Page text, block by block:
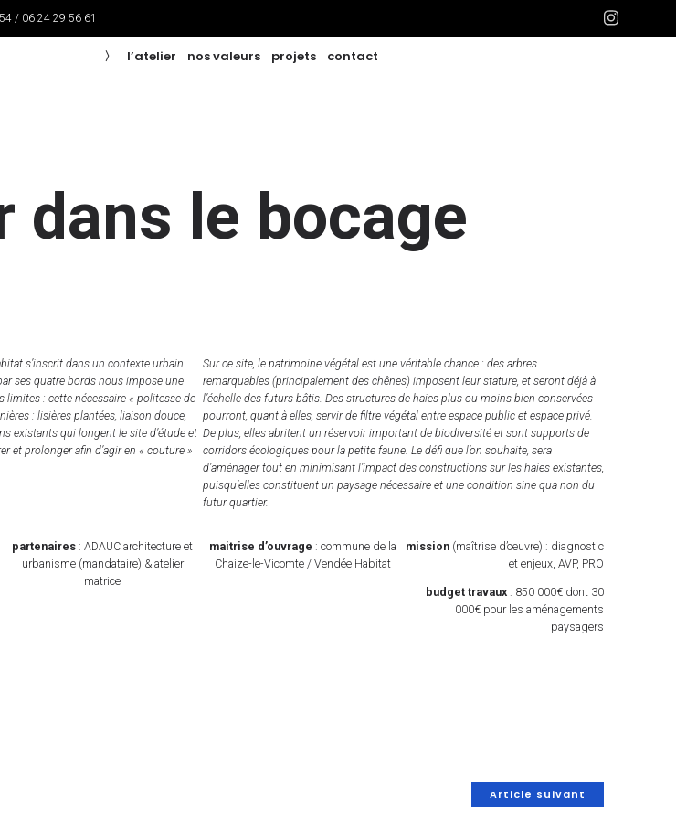
/ 06 24 29 56 61
〉 l’atelier nos valeurs projets contact
dans le bocage
s’inscrit dans un contexte urbain
ses quatre bords nous impose une
: cette nécessaire « politesse de
: lisières plantées, liaison douce,
existants qui longent le site d’étude et
et prolonger afin d’agir en « couture »
Sur ce site, le patrimoine végétal est une véritable chance : des arbres
remarquables (principalement des chênes) imposent leur stature, et seront déjà à
l’échelle des futurs bâtis. Des structures de haies plus ou moins bien conservées
pourront, quant à elles, servir de filtre végétal entre espace public et espace privé.
De plus, elles abritent un réservoir important de biodiversité et sont supports de
corridors écologiques pour la petite faune. Le défi que l’on souhaite, sera
d’aménager tout en minimisant l’impact des constructions sur les haies existantes,
puisqu’elles constituent un paysage nécessaire et une condition sine qua non du
futur quartier.
partenaires : ADAUC architecture et
urbanisme (mandataire) & atelier
matrice
maitrise d’ouvrage : commune de la
Chaize-le-Vicomte / Vendée Habitat
mission (maîtrise d’oeuvre) : diagnostic
et enjeux, AVP, PRO
budget travaux : 850 000€ dont 30
000€ pour les aménagements
paysagers
Article suivant